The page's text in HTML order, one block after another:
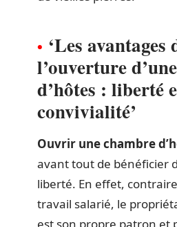
‘Les avantages
l’ouverture
d’hôtes : liberté
convivialité’
Ouvrir une chambre
avant tout de bénéficier
liberté. En effet,
travail salarié, le